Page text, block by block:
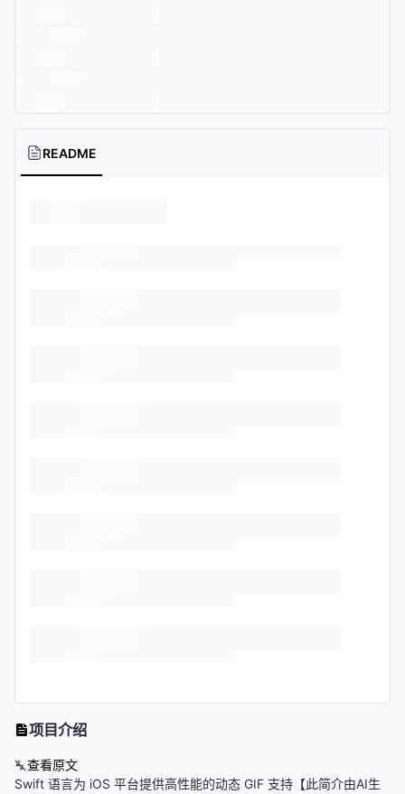
README
项目介绍
查看原文
Swift 语言为 iOS 平台提供高性能的动态 GIF 支持【此简介由AI生